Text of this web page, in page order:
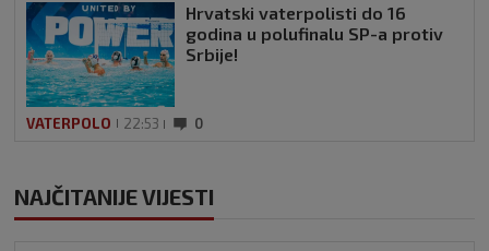
Hrvatski vaterpolisti do 16
godina u polufinalu SP-a protiv
Srbije!
VATERPOLO 22:53 0
NAJČITANIJE VIJESTI